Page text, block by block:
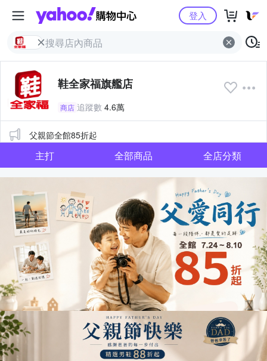
Yahoo購物中心
登入
鞋全家福旗艦店
商店 追蹤數 4.6萬
公告
父親節全館85折起
主打 全部商品 全店分類